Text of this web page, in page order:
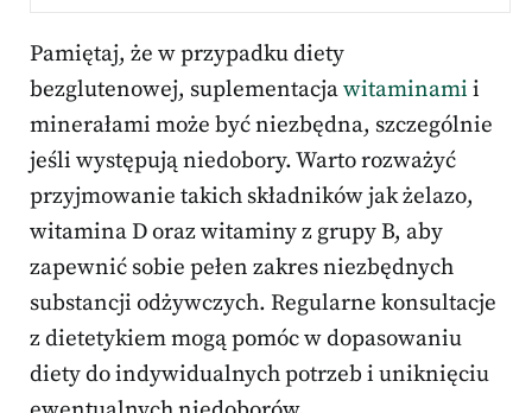
Pamiętaj, że w przypadku diety
bezglutenowej, suplementacjawitaminami i
minerałami może być niezbędna, szczególnie
jeśli występują niedobory. Warto rozważyć
przyjmowanie takich składników jak żelazo,
witamina D oraz witaminy z grupy B, aby
zapewnić sobie pełen zakres niezbędnych
substancji odżywczych. Regularne konsultacje
z dietetykiem mogą pomóc w dopasowaniu
diety do indywidualnych potrzeb i uniknięciu